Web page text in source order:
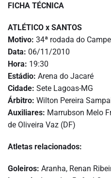
FICHA TÉCNICA
ATLÉTICO x SANTOS
Motivo: 34ª rodada do
Data: 06/11/2010
Hora: 19:30
Estádio: Arena do Jacaré
Cidade: Sete Lagoas-MG
Árbitro: Wilton Pereira
Auxiliares: Marrubson Melo
de Oliveira Vaz (DF)
Atletas relacionados:
Goleiros: Aranha, Renan